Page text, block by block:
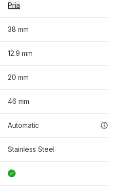
Pria
38 mm
12.9 mm
20 mm
46 mm
Automatic
Stainless Steel